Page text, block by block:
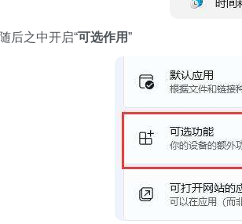
后之中开启“可选作用”